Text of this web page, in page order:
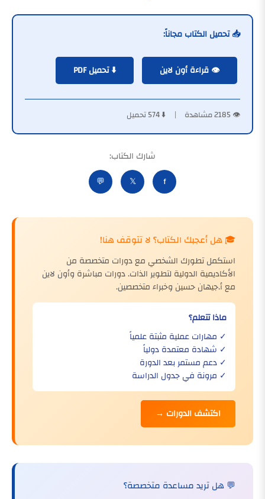
📥 تحميل الكتاب مجاناً:
👁️ قراءة أون لاين ⬇️ تحميل PDF
👁️ 2185 مشاهدة | ⬇️ 574 تحميل
شارك الكتاب:
f
𝕏
💬
🎓 هل أعجبك الكتاب؟ لا تتوقف هنا!
استكمل تطورك الشخصي مع دورات متخصصة من
الأكاديمية الدولية لتطوير الذات. دورات مباشرة وأون لاين
مع أ.جيهان حسين وخبراء متخصصين.
ماذا تتعلم؟
✓ مهارات عملية مثبتة علمياً
✓ شهادة معتمدة دولياً
✓ دعم مستمر بعد الدورة
✓ مرونة في جدول الدراسة
اكتشف الدورات →
💬 هل تريد مساعدة متخصصة؟